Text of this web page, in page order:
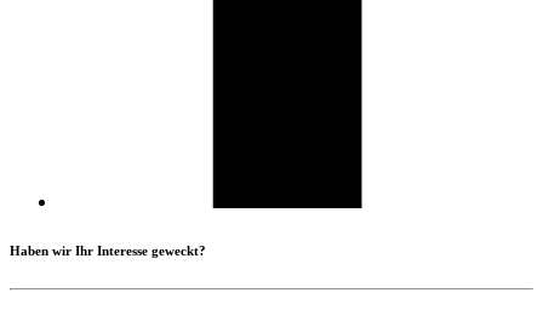
Haben wir Ihr Interesse geweckt?